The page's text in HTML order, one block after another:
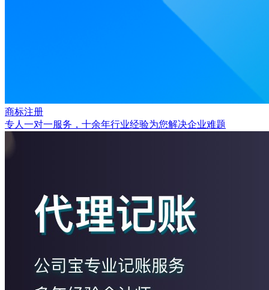
商标注册
专人一对一服务，十余年行业经验为您解决企业难题